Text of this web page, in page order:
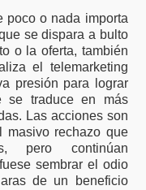
poco o nada importa
se dispara a bulto
o la oferta, también
el telemarketing
presión para lograr
se traduce en más
Las acciones son
masivo rechazo que
pero continúan
sembrar el odio
de un beneficio